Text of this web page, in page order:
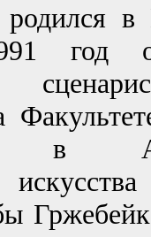
в
год
в